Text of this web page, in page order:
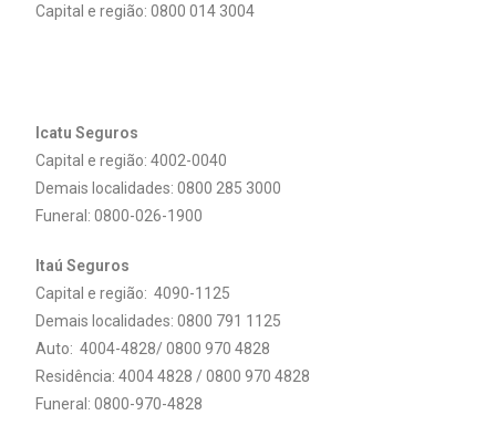
Capital e região: 0800 014 3004
Icatu Seguros
Capital e região: 4002-0040
Demais localidades:0800 285 3000
Funeral: 0800-026-1900
Itaú Seguros
Capital e região: 4090-1125
Demais localidades: 0800 791 1125
Auto: 4004-4828/ 0800 970 4828
Residência: 4004 4828 / 0800 970 4828
Funeral: 0800-970-4828